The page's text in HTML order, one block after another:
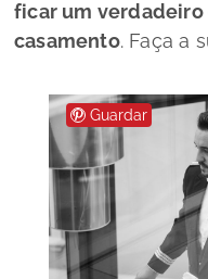
ficar um verdadeiro
casamento. Faça a
Guardar